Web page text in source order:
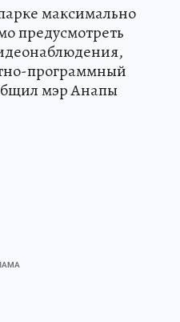
максимально
предусмотреть
программный
мэр Анапы